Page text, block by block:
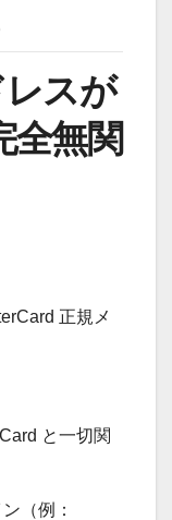
スが
無関
正規メ
と一切関
（例：